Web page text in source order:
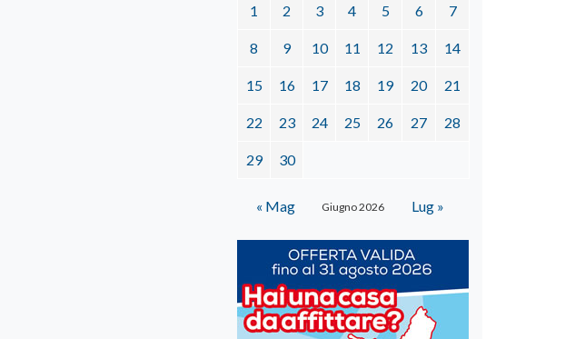
Giugno 2026
1 2 3 4 5 6 7
8 9 10 11 12 13 14
15 16 17 18 19 20 21
22 23 24 25 26 27 28
29 30
« Mag Lug »